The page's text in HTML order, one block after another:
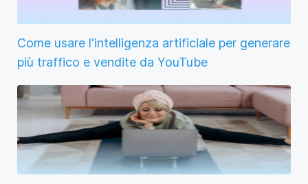
Come usare l'intelligenza artificiale per generare
più traffico e vendite da YouTube